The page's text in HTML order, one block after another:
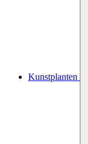
Kunstplanten